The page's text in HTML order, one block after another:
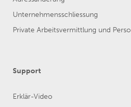
Unternehmensschliessung
Private Arbeitsvermittlung und
Support
Erklär-Video